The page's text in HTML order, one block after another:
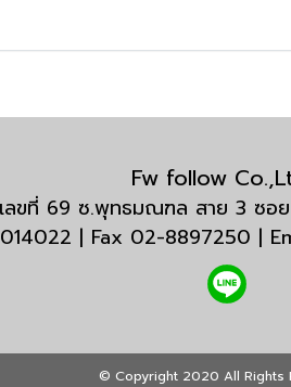
Fw follow
ขที่ 69 ซ.พุทธมณฑล สาย 3 ซอ
| Fax 02-8897250 |
© Copyright 2020 All Rights